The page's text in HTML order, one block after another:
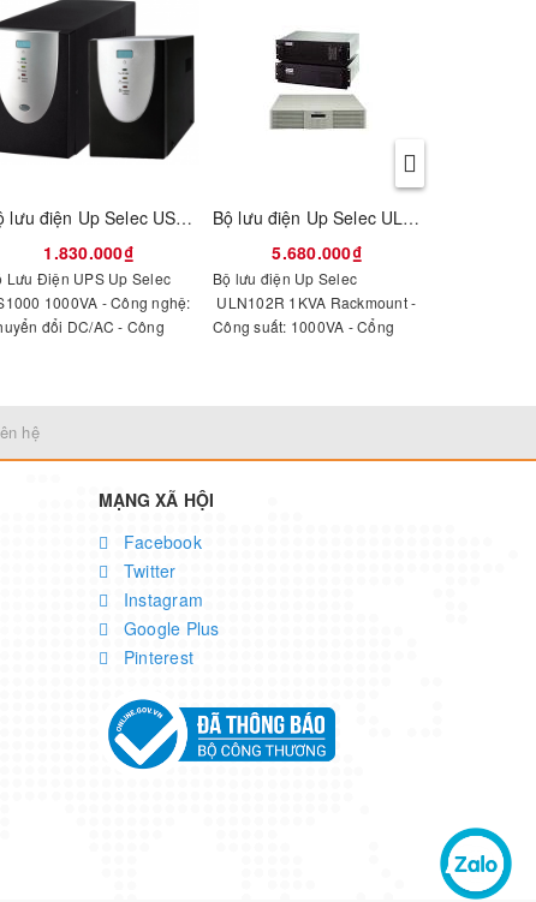
Bộ lưu điện Up Selec US1000 1000VA
1.830.000₫
Lưu Điện UPS Up Selec
1000VA - Công nghệ:
đổi DC/AC - Công
Bộ lưu điện Up Selec ULN102R 1KVA Rackmount
5.680.000₫
Bộ lưu điện Up Selec
ULN102R 1KVA Rackmount -
Công suất: 1000VA - Cổng
hệ
MẠNG XÃ HỘI
Facebook
Twitter
Instagram
Google Plus
Pinterest